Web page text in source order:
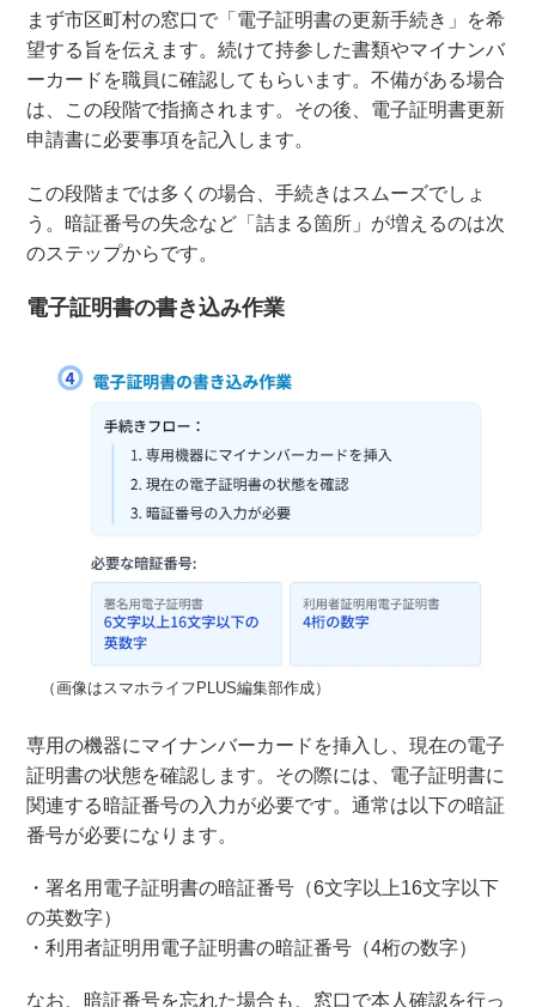
まず市区町村の窓口で「電子証明書の更新手続き」を希
望する旨を伝えます。続けて持参した書類やマイナンバ
ーカードを職員に確認してもらいます。不備がある場合
は、この段階で指摘されます。その後、電子証明書更新
申請書に必要事項を記入します。
この段階までは多くの場合、手続きはスムーズでしょ
う。暗証番号の失念など「詰まる箇所」が増えるのは次
のステップからです。
電子証明書の書き込み作業
（画像はスマホライフPLUS編集部作成）
専用の機器にマイナンバーカードを挿入し、現在の電子
証明書の状態を確認します。その際には、電子証明書に
関連する暗証番号の入力が必要です。通常は以下の暗証
番号が必要になります。
・署名用電子証明書の暗証番号（6文字以上16文字以下
の英数字）
・利用者証明用電子証明書の暗証番号（4桁の数字）
なお、暗証番号を忘れた場合も、窓口で本人確認を行っ